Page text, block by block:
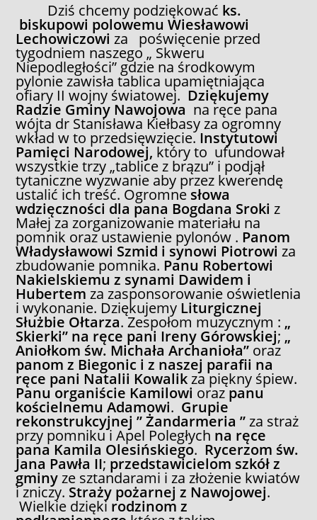
Dziś chcemy podziękować ks.
biskupowi polowemu Wiesławowi
Lechowiczowi za poświęcenie przed
tygodniem naszego „ Skweru
Niepodległości” gdzie na środkowym
pylonie zawisła tablica upamiętniająca
ofiary II wojny światowej. Dziękujemy
Radzie Gminy Nawojowa na ręce pana
wójta dr Stanisława Kiełbasy za ogromny
wkład w to przedsięwzięcie.Instytutowi
Pamięci Narodowej, który to ufundował
wszystkie trzy „tablice z brązu” i podjął
tytaniczne wyzwanie aby przez kwerendę
ustalić ich treść. Ogromne słowa
wdzięczności dla pana Bogdana Sroki z
Małej za zorganizowanie materiału na
pomnik oraz ustawienie pylonów . Panom
Władysławowi Szmid i synowi Piotrowi za
zbudowanie pomnika. Panu Robertowi
Nakielskiemu z synami Dawidem i
Hubertem za zasponsorowanie oświetlenia
i wykonanie. Dziękujemy Liturgicznej
Służbie Ołtarza. Zespołom muzycznym : „
Skierki” na ręce pani Ireny Górowskiej; „
Aniołkom św. Michała Archanioła” oraz
panom z Biegonic i z naszej parafii na
ręce pani Natalii Kowalikza piękny śpiew.
Panu organiście Kamilowi orazpanu
kościelnemu Adamowi. Grupie
rekonstrukcyjnej ” Żandarmeria ”za straż
przy pomniku i Apel Poległych na ręce
pana Kamila Olesińskiego. Rycerzom św.
Jana Pawła II; przedstawicielom szkół z
gminyze sztandarami i za złożenie kwiatów
i zniczy. Straży pożarnej z Nawojowej.
Wielkie dzięki rodzinom z